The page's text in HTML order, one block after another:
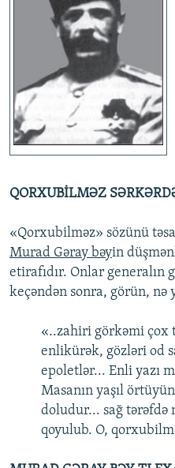
QORXUBİLMƏZ
«Qorxubilməz» sözünü
Murad Gəray bəyin
etirafıdır. Onlar generalın
keçəndən sonra, görün, nə
«..zahiri görkəmi çox
enlikürək, gözləri od
epoletlər... Enli yazı
Masanın yaşıl
doludur... sağ tərəfdə
qoyulub. O,